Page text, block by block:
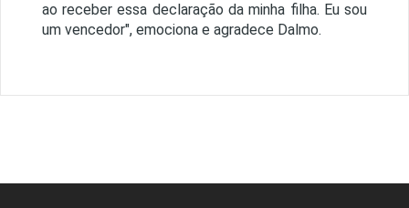
ao receber essa declaração da minha filha. Eu sou
um vencedor", emociona e agradece Dalmo.